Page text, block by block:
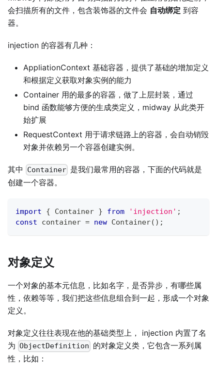
会扫描所有的文件，包含装饰器的文件会 自动绑定 到容
器。
injection 的容器有几种：
AppliationContext 基础容器，提供了基础的增加定义
和根据定义获取对象实例的能力
Container 用的最多的容器，做了上层封装，通过
bind 函数能够方便的生成类定义，midway 从此类开
始扩展
RequestContext 用于请求链路上的容器，会自动销毁
对象并依赖另一个容器创建实例。
其中 Container 是我们最常用的容器，下面的代码就是
创建一个容器。
import { Container } from 'injection' ;
const container = new Container( ) ;
对象定义
一个对象的基本元信息，比如名字，是否异步，有哪些属
性，依赖等等，我们把这些信息组合到一起，形成一个对象
定义。
对象定义往往表现在他的基础类型上， injection 内置了名
为 ObjectDefinition 的对象定义类，它包含一系列属
性，比如：